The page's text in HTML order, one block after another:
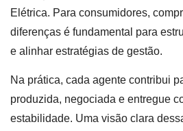
Elétrica. Para consumidores,
diferenças é fundamental para
e alinhar estratégias de gestão.
Na prática, cada agente contribui
produzida, negociada e entregue
estabilidade. Uma visão clara